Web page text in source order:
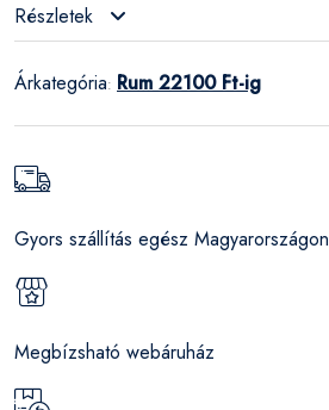
Részletek
Árkategória: Rum 22100 Ft-ig
Gyors szállítás egész Magyarországon
Megbízsható webáruház